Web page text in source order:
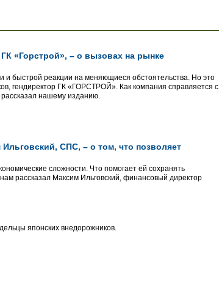
«Горстрой», – о вызовах на рынке
и быстрой реакции на меняющиеся обстоятельства. Но это
гендиректор ГК «ГОРСТРОЙ». Как компания справляется с
рассказал нашему изданию.
СПС, – о том, что позволяет
сложности. Что помогает ей сохранять
рассказал Максим Ильговский, финансовый директор
японских внедорожников.